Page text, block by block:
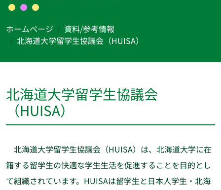
ホームページ
資料/参考情報
北海道大学留学生協議会（HUISA）
北海道大学留学生協議会
（HUISA）
北海道大学留学生協議会（HUISA）は、北海道大学に在
籍する留学生の快適な学生生活を促進することを目的とし
て組織されています。HUISAは留学生と日本人学生・北海